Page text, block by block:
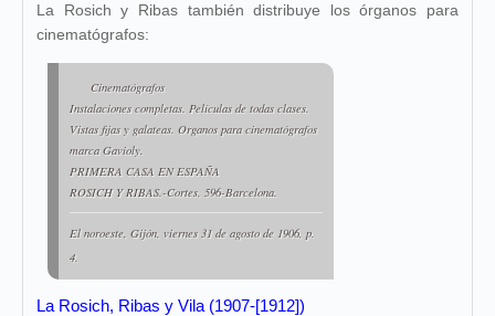
La Rosich y Ribas también distribuye los órganos para
cinematógrafos:
Cinematógrafos
Instalaciones completas. Películas de todas clases.
Vistas fijas y galateas. Organos para cinematógrafos
marca Gavioly.
PRIMERA CASA EN ESPAÑA
ROSICH Y RIBAS.-Cortes, 596-Barcelona.
El noroeste, Gijón, viernes 31 de agosto de 1906, p.
4.
La Rosich, Ribas y Vila (1907-[1912])